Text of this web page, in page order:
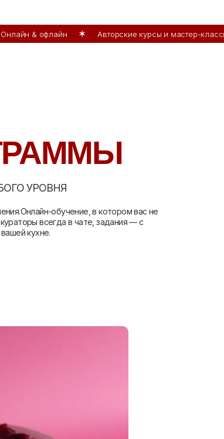
офлайн Авторские курсы и мастер-классы
УРОВНЯ
обучение, в котором вас не
всегда в чате, задания — с
кухне.